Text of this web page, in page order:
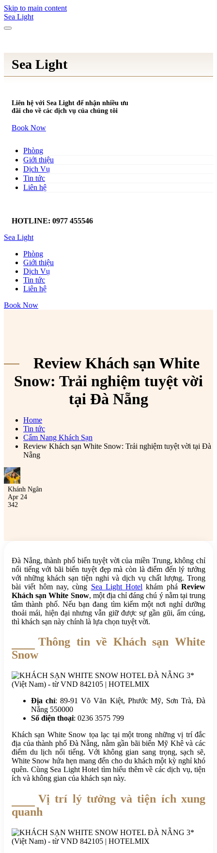
Skip to main content
Sea Light
Sea Light
Liên hệ với Sea Light để nhận nhiều ưu
đãi cho về các dịch vụ của chúng tôi
Book Now
Phòng
Giới thiệu
Dịch Vụ
Tin tức
Liên hệ
HOTLINE: 0977 455546
Sea Light
Phòng
Giới thiệu
Dịch Vụ
Tin tức
Liên hệ
Book Now
Review Khách sạn White
Snow: Trải nghiệm tuyệt vời
tại Đà Nẵng
Home
Tin tức
Cẩm Nang Khách Sạn
Review Khách sạn White Snow: Trải nghiệm tuyệt vời tại Đà
Nẵng
Khánh Ngân
Apr 24
342
Đà Nẵng, thành phố biển tuyệt vời của miền Trung, không chỉ
nổi tiếng với bãi biển tuyệt đẹp mà còn là điểm đến lý tưởng
với những khách sạn tiện nghi và dịch vụ chất lượng. Trong
bài viết hôm nay, cùng Sea Light Hotel khám pháReview
Khách sạn White Snow, một địa chỉ đáng chú ý nằm tại trung
tâm thành phố. Nếu bạn đang tìm kiếm một nơi nghỉ dưỡng
thoải mái, hiện đại nhưng vẫn giữ được sự gần gũi, ấm cúng,
thì khách sạn này chính là lựa chọn tuyệt vời.
Thông tin về Khách sạn White
Snow
Địa chỉ: 89-91 Võ Văn Kiệt, Phước Mỹ, Sơn Trà, Đà
Nẵng 550000
Số điện thoại: 0236 3575 799
Khách sạn White Snow tọa lạc tại một trong những vị trí đắc
địa của thành phố Đà Nẵng, nằm gần bãi biển Mỹ Khê và các
điểm du lịch nổi tiếng. Với không gian sang trọng, sạch sẽ,
White Snow hứa hẹn mang đến cho du khách một kỳ nghỉ khó
quên. Cùng Sea Light Hotel tìm hiểu thêm về các dịch vụ, tiện
ích và không gian của khách sạn này.
Vị trí lý tưởng và tiện ích xung
quanh